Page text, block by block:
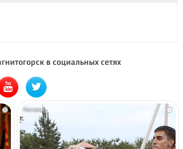
в социальных сетях
i i